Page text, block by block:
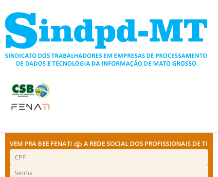
para
conteúdo
VEM PRA BEE FENATI A REDE SOCIAL DOS PROFISSIONAIS DE TI